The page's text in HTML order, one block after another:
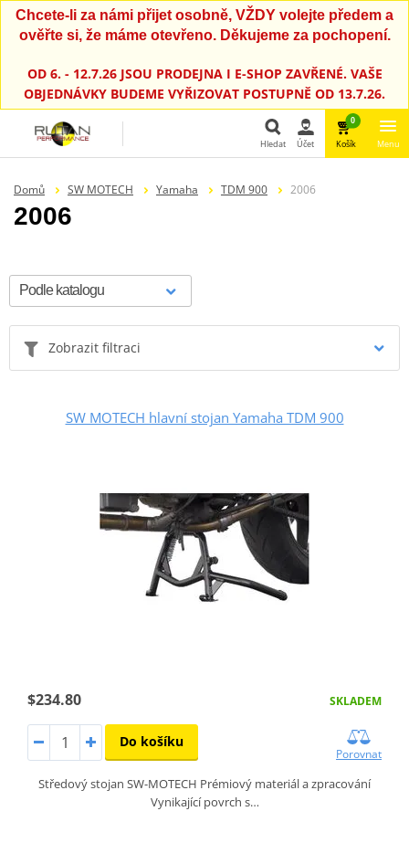
Chcete-li za námi přijet osobně, VŽDY volejte předem a
ověřte si, že máme otevřeno. Děkujeme za pochopení.
OD 6. - 12.7.26 JSOU PRODEJNA I E-SHOP ZAVŘENÉ. VAŠE
OBJEDNÁVKY BUDEME VYŘIZOVAT POSTUPNĚ OD 13.7.26.
Hledat Účet
0
Košík Menu
Domů SW MOTECH Yamaha TDM 900 2006
2006
Zobrazit filtraci
SW MOTECH hlavní stojan Yamaha TDM 900
$234.80 SKLADEM
Do košíku
Porovnat
Středový stojan SW-MOTECH Prémiový materiál a zpracování
Vynikající povrch s…